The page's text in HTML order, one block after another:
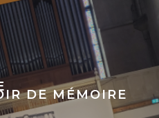
DE MÉMOIRE